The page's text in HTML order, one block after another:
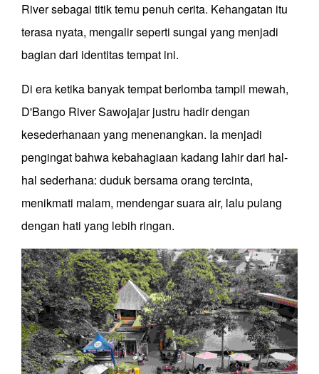
River sebagai titik temu penuh cerita. Kehangatan itu
terasa nyata, mengalir seperti sungai yang menjadi
bagian dari identitas tempat ini.
Di era ketika banyak tempat berlomba tampil mewah,
D'Bango River Sawojajar justru hadir dengan
kesederhanaan yang menenangkan. Ia menjadi
pengingat bahwa kebahagiaan kadang lahir dari hal-
hal sederhana: duduk bersama orang tercinta,
menikmati malam, mendengar suara air, lalu pulang
dengan hati yang lebih ringan.